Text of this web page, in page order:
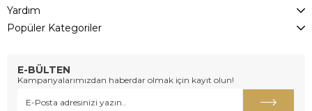
Yardım
Popüler Kategoriler
E-BÜLTEN
Kampanyalarımızdan haberdar olmak için kayıt olun!